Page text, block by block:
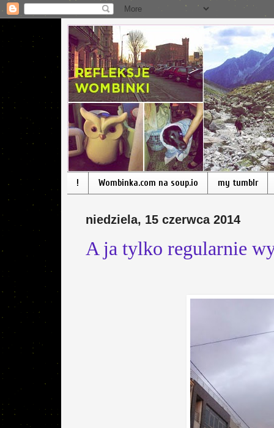
! Wombinka.com na soup.io my tumblr
niedziela, 15 czerwca 2014
A ja tylko regularnie